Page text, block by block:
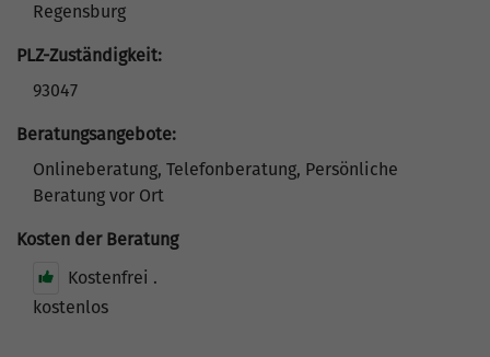
Regensburg
PLZ-Zuständigkeit:
93047
Beratungsangebote:
Onlineberatung, Telefonberatung, Persönliche
Beratung vor Ort
Kosten der Beratung
Kostenfrei .
kostenlos